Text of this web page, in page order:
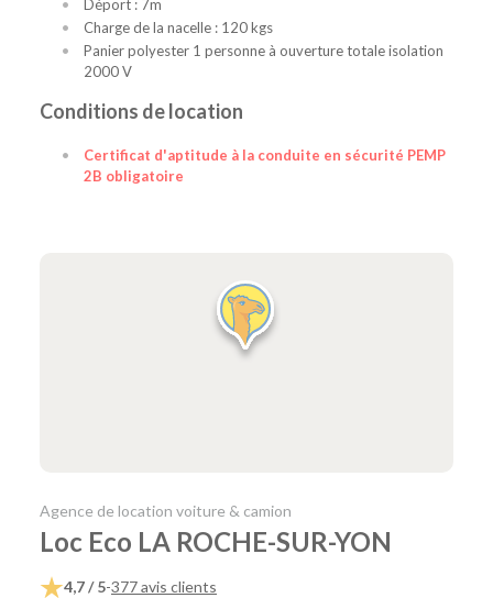
Déport : 7m
Charge de la nacelle : 120 kgs
Panier polyester 1 personne à ouverture totale isolation
2000 V
Conditions de location
Certificat d'aptitude à la conduite en sécurité PEMP
2B obligatoire
Agence de location voiture & camion
Loc Eco LA ROCHE-SUR-YON
4,7 / 5-377 avis clients